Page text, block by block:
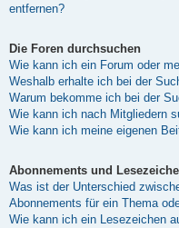
entfernen?
Die Foren durchsuchen
Wie kann ich ein Forum oder
Weshalb erhalte ich bei der
Warum bekomme ich bei der
Wie kann ich nach Mitgliedern
Wie kann ich meine eigenen
Abonnements und
Was ist der Unterschied
Abonnements für ein Thema
Wie kann ich ein Lesezeichen